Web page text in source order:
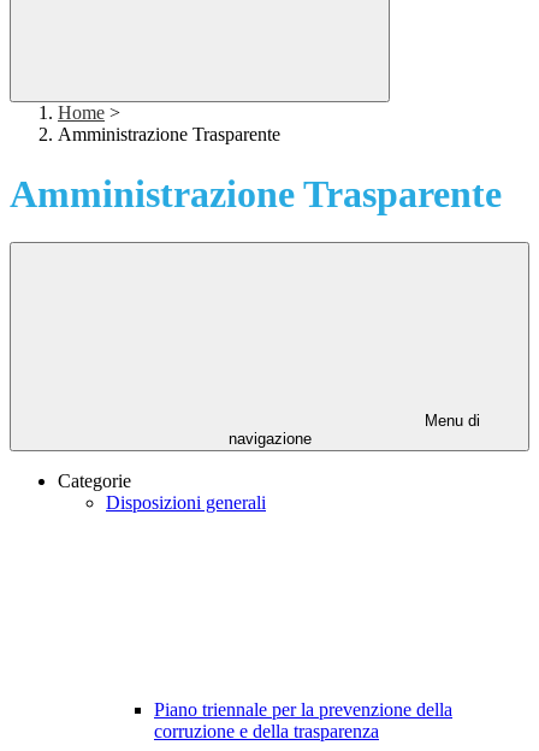
Home >
Amministrazione Trasparente
Amministrazione Trasparente
Menu di
navigazione
Categorie
Disposizioni generali
Piano triennale per la prevenzione della
corruzione e della trasparenza